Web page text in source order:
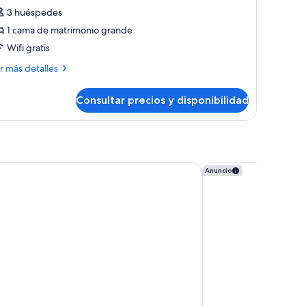
3 huéspedes
1 cama de matrimonio grande
Wifi gratis
más detalles
Consultar precios y disponibilidad
Anuncio
Sofitel Marrakech